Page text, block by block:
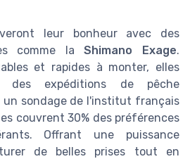
leur bonheur avec des
comme laShimano Exage.
et rapides à monter, elles
des expéditions de pêche
un sondage de l'institut français
couvrent 30% des préférences
Offrant une puissance
de belles prises tout en